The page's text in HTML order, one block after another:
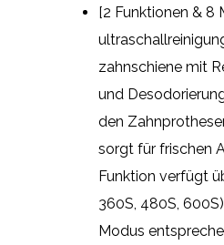
[2 Funktionen & 8
zahnschiene mit
und
den
sorgt für frischen
Funktion verfügt
360S, 480S,
Modus